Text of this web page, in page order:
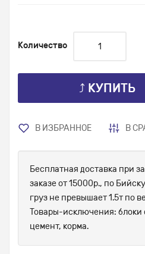
Количество
⤴ КУПИТЬ
В ИЗБРАННОЕ В
Бесплатная доставка при
заказе от 15000р., по
груз не превышает 1.5т по
Товары-исключения: блоки
цемент, корма.